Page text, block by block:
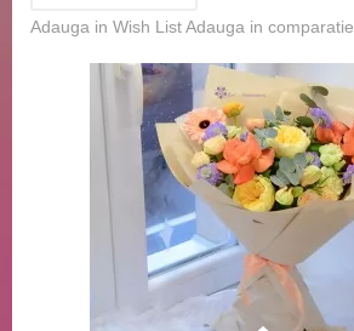
Adauga in Wish ListAdauga in comparatie